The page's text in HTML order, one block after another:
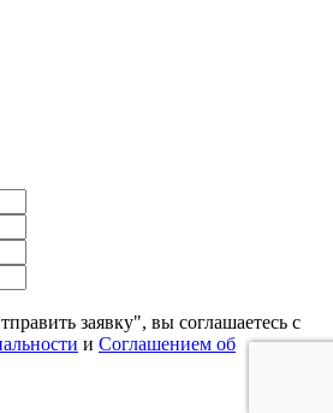
заявку", вы соглашаетесь с
и Соглашением об